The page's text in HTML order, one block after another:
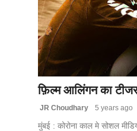
फ़िल्म आलिंगन का
JR Choudhary 5 years ago
मुंबई : कोरोना काल मे सोशल